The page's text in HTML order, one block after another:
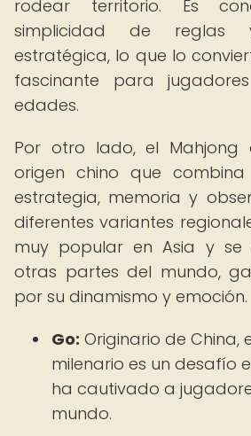
rodear territorio. Es
simplicidad de reglas
estratégica, lo que lo
fascinante para
edades.
Por otro lado, el Mahjong
origen chino que
estrategia, memoria y
diferentes variantes
muy popular en Asia y se
otras partes del mundo,
por su dinamismo y emoción.
Go: Originario de China,
milenario es un desafío
ha cautivado a
mundo.